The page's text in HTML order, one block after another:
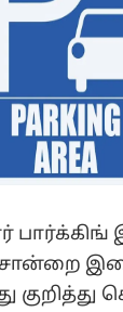
பார்க்கிங்
சான்றை